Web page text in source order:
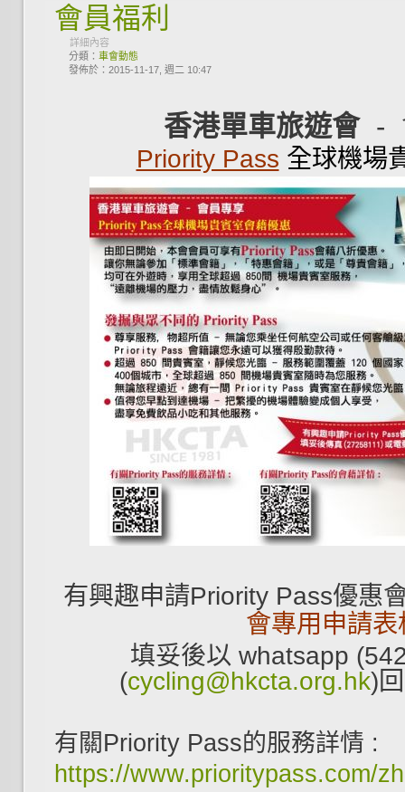
會員福利
詳細內容
分類： 車會動態
發佈於：2015-11-17, 週二 10:47
香港單車旅遊會-
Priority Pass 全球機場
有興趣申請Priority Pass優惠
會專用申請
填妥後以 whatsapp
(cycling@hkcta.org.hk)
有關Priority Pass的服務詳情 :
https://www.prioritypass.com/